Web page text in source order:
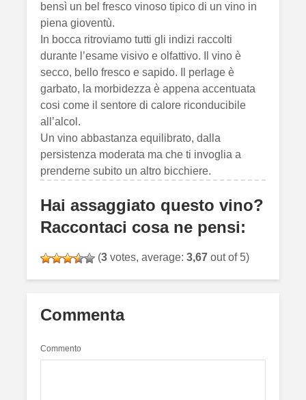
bensì un bel fresco vinoso tipico di un vino in
piena gioventù.
In bocca ritroviamo tutti gli indizi raccolti
durante l’esame visivo e olfattivo. Il vino è
secco, bello fresco e sapido. Il perlage è
garbato, la morbidezza è appena accentuata
cosi come il sentore di calore riconducibile
all’alcol.
Un vino abbastanza equilibrato, dalla
persistenza moderata ma che ti invoglia a
prenderne subito un altro bicchiere.
Hai assaggiato questo vino?
Raccontaci cosa ne pensi:
(3 votes, average: 3,67 out of 5)
Commenta
Commento